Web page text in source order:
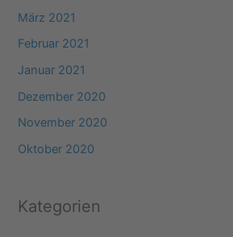
März 2021
Februar 2021
Januar 2021
Dezember 2020
November 2020
Oktober 2020
Kategorien